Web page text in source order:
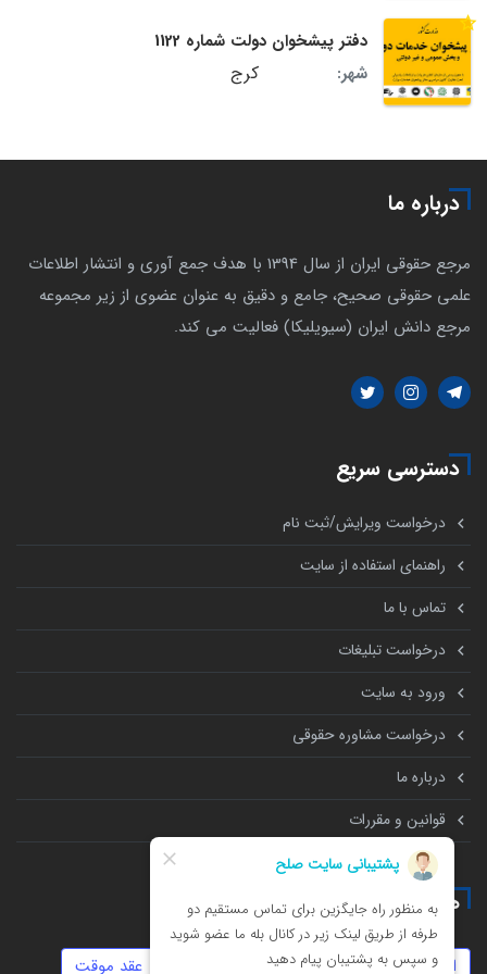
دفتر پیشخوان دولت شماره 1122
شهر:
کرج
درباره ما
مرجع حقوقی ایران از سال 1394 با هدف جمع آوری و انتشار اطلاعات
علمی حقوقی صحیح، جامع و دقیق به عنوان عضوی از زیر مجموعه
مرجع دانش ایران (سیویلیکا) فعالیت می کند.
دسترسی سریع
درخواست ویرایش/ثبت نام
راهنمای استفاده از سایت
تماس با ما
درخواست تبلیغات
ورود به سایت
درخواست مشاوره حقوقی
درباره ما
قوانین و مقررات
همه چیز درباره
املاک ارث زورگیری عقد موقت